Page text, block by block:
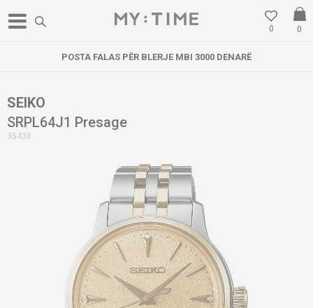
0
0
POSTA FALAS PËR BLERJE MBI 3000 DENARË
SEIKO
SRPL64J1 Presage
35438